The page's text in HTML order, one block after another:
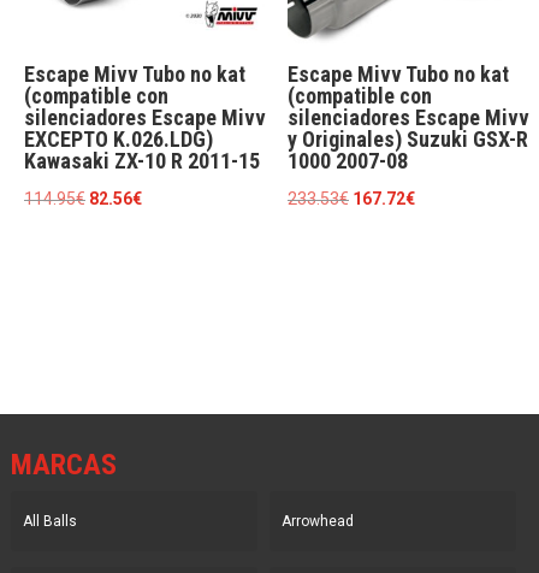
Escape Mivv Tubo no kat
(compatible con
silenciadores Escape Mivv
EXCEPTO K.026.LDG)
Kawasaki ZX-10 R 2011-15
114.95€ El
82.56€El
Escape Mivv Tubo no kat
(compatible con
silenciadores Escape Mivv
y Originales) Suzuki GSX-R
1000 2007-08
233.53€ El
167.72€El
MARCAS
All Balls Arrowhead